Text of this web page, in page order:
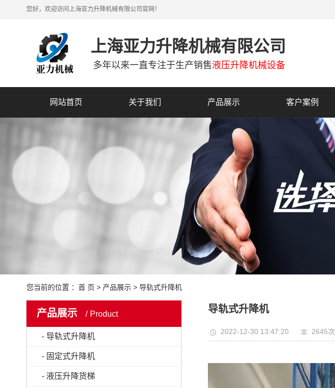
您好，欢迎访问上海亚力升降机械有限公司官网！
上海亚力升降机械有限公司
多年以来一直专注于生产销售液压升降机械设备
网站首页 关于我们 产品展示 客户案例
您当前的位置 ： 首 页 > 产品展示 > 导轨式升降机
产品展示 Product
- 导轨式升降机
- 固定式升降机
- 液压升降货梯
导轨式升降机
2022-12-30 13:47:20 2645次